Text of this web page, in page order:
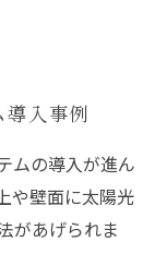
入事例
ムの導入が進ん
や壁面に太陽光
があげられま